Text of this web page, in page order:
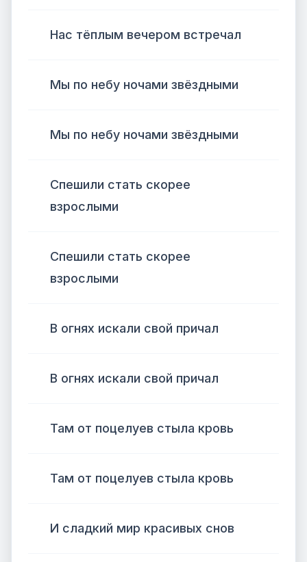
Нас тёплым вечером встречал
Мы по небу ночами звёздными
Мы по небу ночами звёздными
Спешили стать скорее
взрослыми
Спешили стать скорее
взрослыми
В огнях искали свой причал
В огнях искали свой причал
Там от поцелуев стыла кровь
Там от поцелуев стыла кровь
И сладкий мир красивых снов